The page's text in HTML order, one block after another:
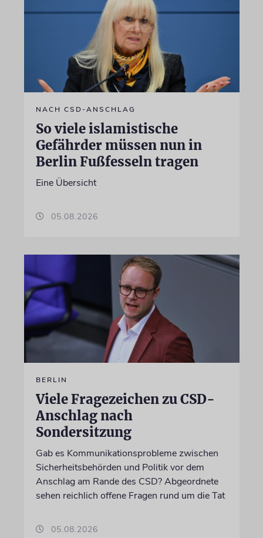
NACH CSD-ANSCHLAG
So viele islamistische
Gefährder müssen nun in
Berlin Fußfesseln tragen
Eine Übersicht
05.08.2026
BERLIN
Viele Fragezeichen zu CSD-
Anschlag nach
Sondersitzung
Gab es Kommunikationsprobleme zwischen
Sicherheitsbehörden und Politik vor dem
Anschlag am Rande des CSD? Abgeordnete
sehen reichlich offene Fragen rund um die Tat
05.08.2026